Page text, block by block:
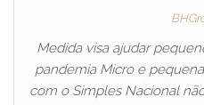
Medida visa ajudar
pandemia Micro e
com o Simples Nacional